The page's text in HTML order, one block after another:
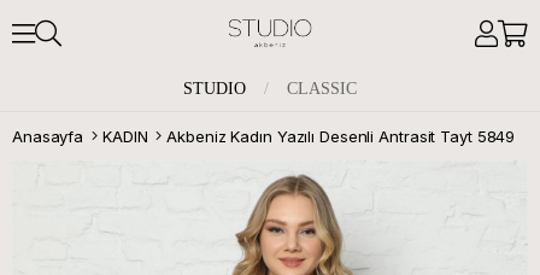
STUDIO / CLASSIC
Anasayfa KADIN Akbeniz Kadın Yazılı Desenli Antrasit Tayt 5849